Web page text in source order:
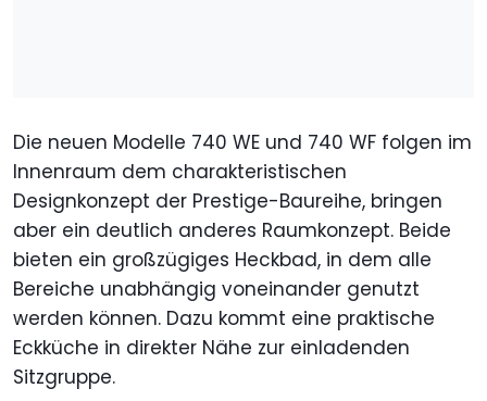
Die neuen Modelle 740 WE und 740 WF folgen im
Innenraum dem charakteristischen
Designkonzept der Prestige-Baureihe, bringen
aber ein deutlich anderes Raumkonzept. Beide
bieten ein großzügiges Heckbad, in dem alle
Bereiche unabhängig voneinander genutzt
werden können. Dazu kommt eine praktische
Eckküche in direkter Nähe zur einladenden
Sitzgruppe.